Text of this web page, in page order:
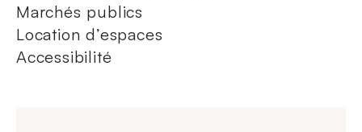
Marchés publics
Location d’espaces
Accessibilité